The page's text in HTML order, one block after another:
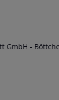
GmbH -